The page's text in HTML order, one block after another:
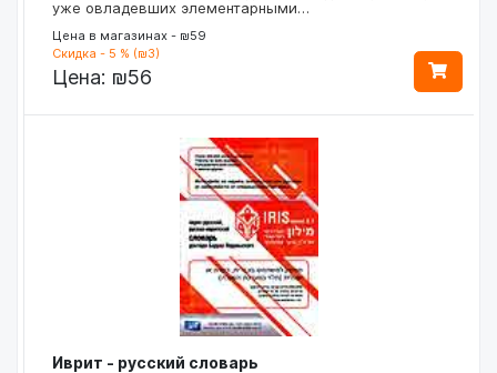
уже овладевших элементарными…
Цена в магазинах - ₪59
Скидка - 5 % (₪3)
Цена: ₪56
Иврит - русский словарь